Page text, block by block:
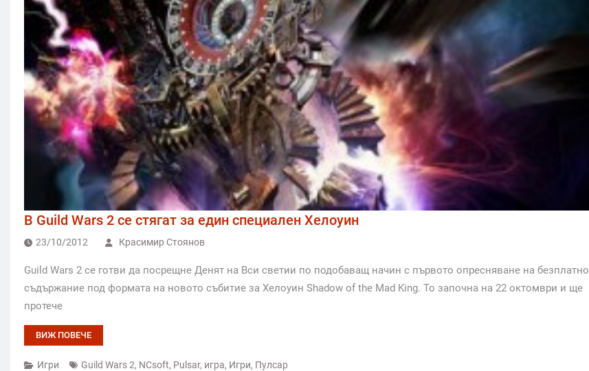
В Guild Wars 2 се стягат за един специален Хелоуин
23/10/2012 Красимир Стоянов
Guild Wars 2 се готви да посрещне Денят на Вси светии по подобаващ начин с първото опресняване на безплатно
съдържание под формата на новото събитие за Хелоуин Shadow of the Mad King. То започна на 22 октомври и ще
протече
ВИЖ ПОВЕЧЕ
Игри Guild Wars 2, NCsoft, Pulsar, игра, Игри, Пулсар